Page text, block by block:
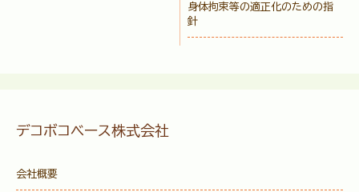
身体拘束等の適正化のための指
針
デコボコベース株式会社
会社概要